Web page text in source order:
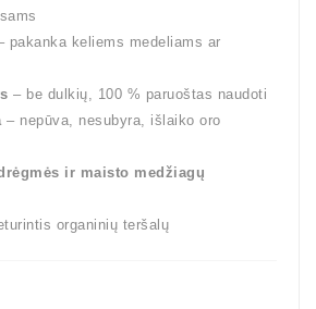
pakanka keliems medeliams ar
– be dulkių, 100 % paruoštas naudoti
– nepūva, nesubyra, išlaiko oro
ir maisto medžiagų
organinių teršalų